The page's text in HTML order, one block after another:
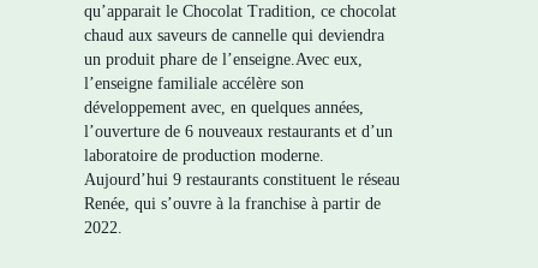
qu’apparait le Chocolat Tradition, ce chocolat
chaud aux saveurs de cannelle qui deviendra
un produit phare de l’enseigne.Avec eux,
l’enseigne familiale accélère son
développement avec, en quelques années,
l’ouverture de 6 nouveaux restaurants et d’un
laboratoire de production moderne.
Aujourd’hui 9 restaurants constituent le réseau
Renée, qui s’ouvre à la franchise à partir de
2022.